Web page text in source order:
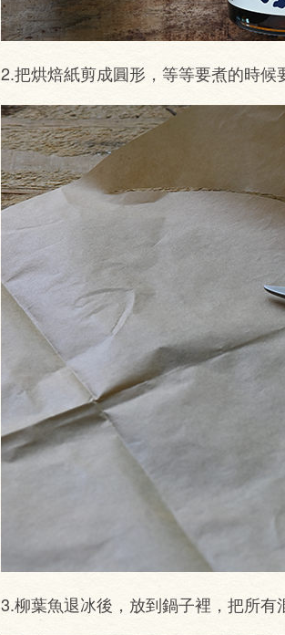
2.把烘焙紙剪成圓形，等等要煮的時
3.柳葉魚退冰後，放到鍋子裡，把所有